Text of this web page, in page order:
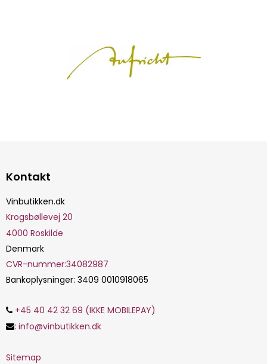
Kontakt
Vinbutikken.dk
Krogsbøllevej 20
4000 Roskilde
Denmark
CVR-nummer:34082987
Bankoplysninger: 3409 0010918065
+45 40 42 32 69 (IKKE MOBILEPAY)
: info@vinbutikken.dk
Sitemap